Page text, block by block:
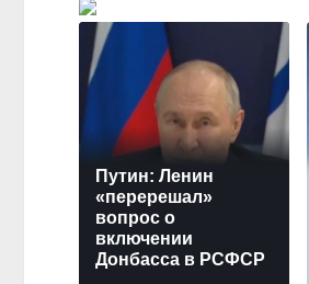
Путин: Ленин
«перерешал»
вопрос о
включении
Донбасса в РСФСР